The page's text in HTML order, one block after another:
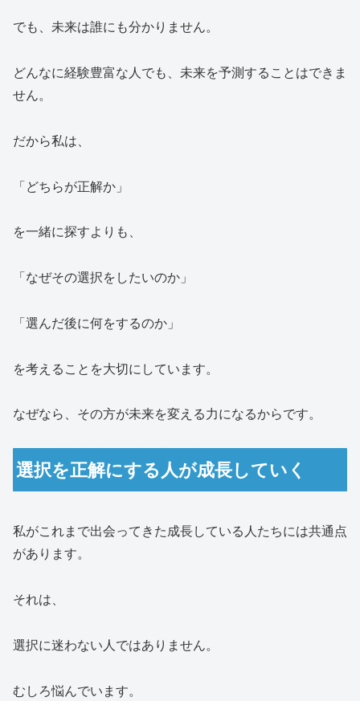
でも、未来は誰にも分かりません。
どんなに経験豊富な人でも、未来を予測することはできま
せん。
だから私は、
「どちらが正解か」
を一緒に探すよりも、
「なぜその選択をしたいのか」
「選んだ後に何をするのか」
を考えることを大切にしています。
なぜなら、その方が未来を変える力になるからです。
選択を正解にする人が成長していく
私がこれまで出会ってきた成長している人たちには共通点
があります。
それは、
選択に迷わない人ではありません。
むしろ悩んでいます。